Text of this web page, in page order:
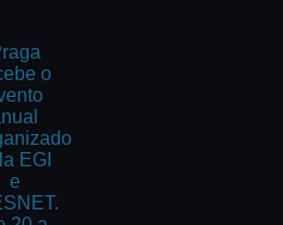
o
EGI
e